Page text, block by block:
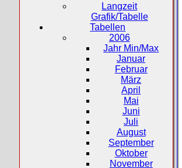
Langzeit
Grafik/Tabelle
Tabellen
2006
Jahr Min/Max
Januar
Februar
März
April
Mai
Juni
Juli
August
September
Oktober
November